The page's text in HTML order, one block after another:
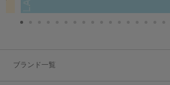
ブランド一覧